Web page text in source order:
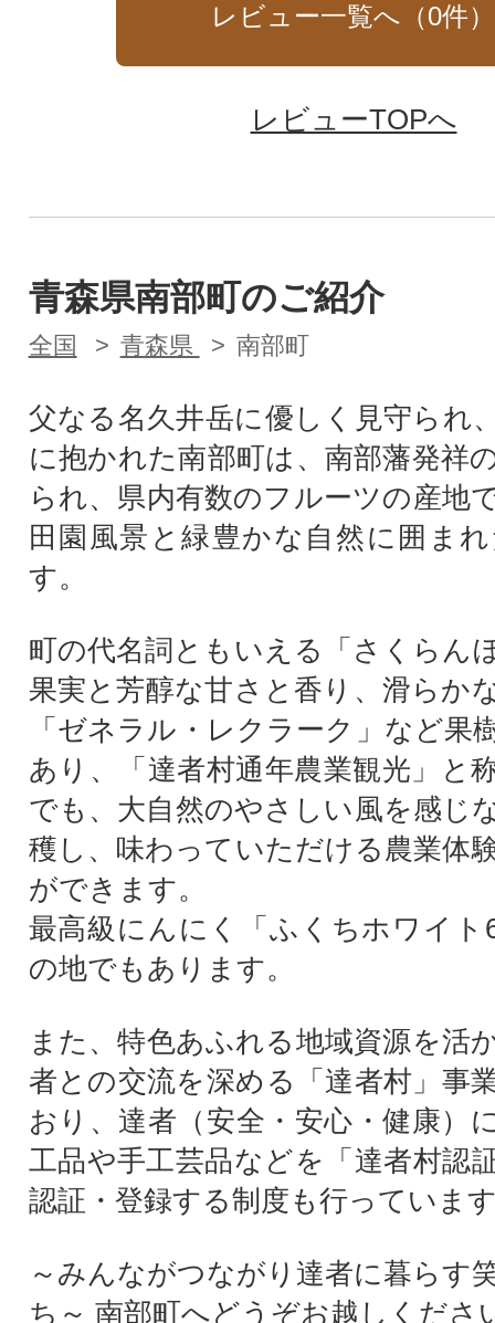
レビュー一覧へ（0件）
レビューTOPへ
青森県南部町のご紹介
全国 青森県 南部町
父なる名久井岳に優しく見守られ
に抱かれた南部町は、南部藩発祥
られ、県内有数のフルーツの産地
田園風景と緑豊かな自然に囲ま
す。
町の代名詞ともいえる「さくらん
果実と芳醇な甘さと香り、滑らか
「ゼネラル・レクラーク」など果
あり、「達者村通年農業観光」と
でも、大自然のやさしい風を感じ
穫し、味わっていただける農業体
ができます。
最高級にんにく「ふくちホワイト
の地でもあります。
また、特色あふれる地域資源を活
者との交流を深める「達者村」事
おり、達者（安全・安心・健康）
工品や手工芸品などを「達者村認
認証・登録する制度も行っていま
～みんながつながり達者に暮らす
ち～ 南部町へどうぞお越しくださ